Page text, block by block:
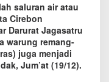
saluran air atau
Cirebon
Darurat Jagasatru
warung remang-
juga menjadi
Jum’at (19/12).